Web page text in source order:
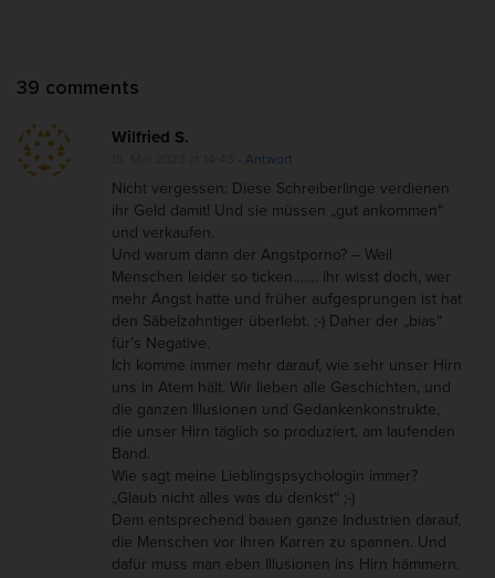
39 comments
A
s
d
e
n
M
d
i
e
n
Wilfried S.
- Antwort
Nicht vergessen: Diese Schreiberlinge verdienen
ihr Geld damit! Und sie müssen „gut ankommen“
und verkaufen.
Und warum dann der Angstporno? – Weil
Menschen leider so ticken……. ihr wisst doch, wer
mehr Angst hatte und früher aufgesprungen ist hat
den Säbelzahntiger überlebt. ;-) Daher der „bias“
für’s Negative.
Ich komme immer mehr darauf, wie sehr unser Hirn
uns in Atem hält. Wir lieben alle Geschichten, und
die ganzen Illusionen und Gedankenkonstrukte,
die unser Hirn täglich so produziert, am laufenden
Band.
Wie sagt meine Lieblingspsychologin immer?
„Glaub nicht alles was du denkst“ ;-)
Dem entsprechend bauen ganze Industrien darauf,
die Menschen vor ihren Karren zu spannen. Und
dafür muss man eben Illusionen ins Hirn hämmern.